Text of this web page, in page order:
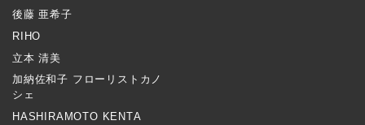
後藤 亜希子
RIHO
立本 清美
加納佐和子 フローリストカノ
シェ
HASHIRAMOTO KENTA